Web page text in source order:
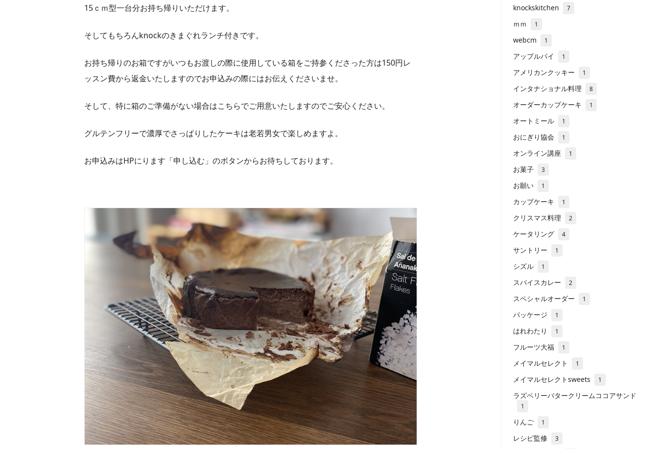
15ｃｍ型一台分お持ち帰りいただけます。
そしてもちろんknockのきまぐれランチ付きです。
お持ち帰りのお箱ですがいつもお渡しの際に使用している箱をご持参くださった方は150円レ
ッスン費から返金いたしますのでお申込みの際にはお伝えくださいませ。
そして、特に箱のご準備がない場合はこちらでご用意いたしますのでご安心ください。
グルテンフリーで濃厚でさっぱりしたケーキは老若男女で楽しめますよ。
お申込みはHPにります「申し込む」のボタンからお待ちしております。
knockskitchen 7
ｍｍ 1
webcm 1
アップルパイ 1
アメリカンクッキー 1
インタナショナル料理 8
オーダーカップケーキ 1
オートミール 1
おにぎり協会 1
オンライン講座 1
お菓子 3
お願い 1
カップケーキ 1
クリスマス料理 2
ケータリング 4
サントリー 1
シズル 1
スパイスカレー 2
スペシャルオーダー 1
パッケージ 1
はれわたり 1
フルーツ大福 1
メイマルセレクト 1
メイマルセレクトsweets 1
ラズベリーバタークリームココアサンド
1
りんご 1
レシピ監修 3